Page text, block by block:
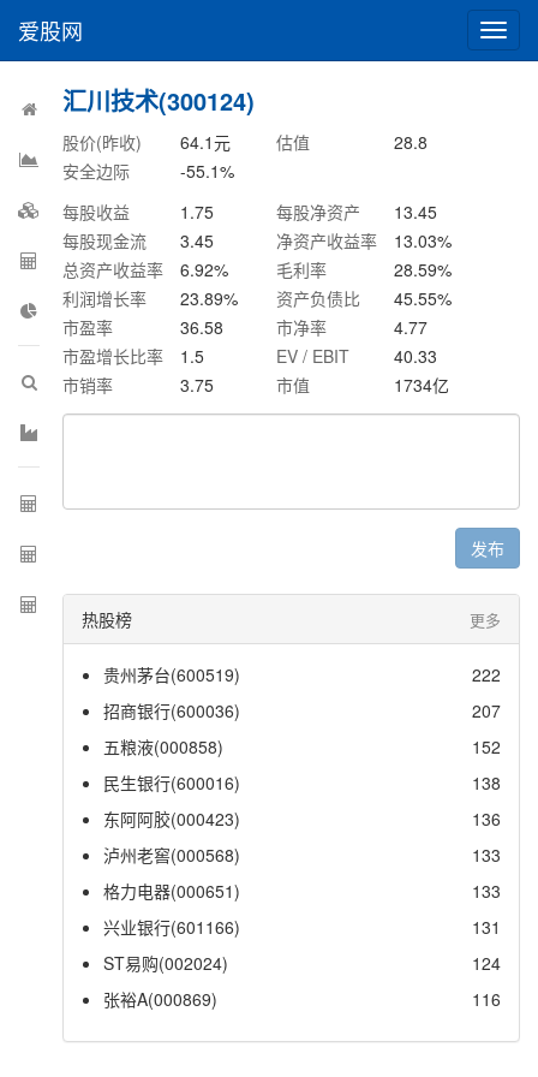
切
换
爱股网
汇川技术(300124)
股价(昨收) 64.1元 估值
28.8
安全边际
-55.1%
每股收益
1.75 每股净资产
13.45
每股现金流
3.45 净资产收益率 13.03%
总资产收益率
6.92% 毛利率 28.59%
利润增长率
23.89% 资产负债比 45.55%
市盈率
36.58 市净率
4.77
市盈增长比率
1.5 EV / EBIT
40.33
市销率
3.75 市值 1734亿
发布
热股榜 更多
贵州茅台(600519)
222
招商银行(600036)
207
五粮液(000858)
152
民生银行(600016)
138
东阿阿胶(000423)
136
泸州老窖(000568)
133
格力电器(000651)
133
兴业银行(601166)
131
ST易购(002024)
124
张裕A(000869)
116